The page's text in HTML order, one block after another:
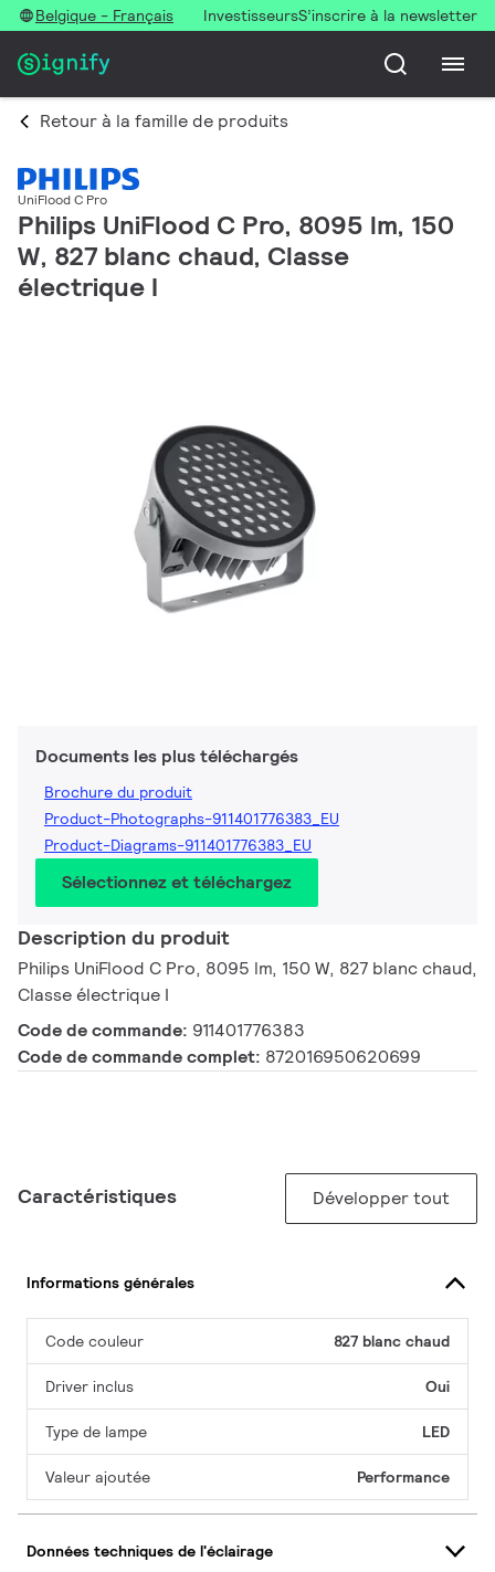
Belgique - Français InvestisseursS’inscrire à la newsletter
Retour à la famille de produits
UniFlood C Pro
Philips UniFlood C Pro, 8095 lm, 150
W, 827 blanc chaud, Classe
électrique I
Documents les plus téléchargés
Brochure du produit
Product-Photographs-911401776383_EU
Product-Diagrams-911401776383_EU
Sélectionnez et téléchargez
Description du produit
Philips UniFlood C Pro, 8095 lm, 150 W, 827 blanc chaud,
Classe électrique I
Code de commande: 911401776383
Code de commande complet: 872016950620699
Caractéristiques Développer tout
Informations générales
Code couleur 827 blanc chaud
Driver inclus Oui
Type de lampe LED
Valeur ajoutée Performance
Données techniques de l'éclairage